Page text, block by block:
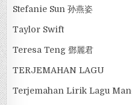
Stefanie Sun 孙燕姿
Taylor Swift
Teresa Teng 鄧麗君
TERJEMAHAN LAGU
Terjemahan Lirik Lagu